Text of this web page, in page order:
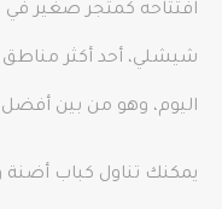
شيشلي، أحد أكثر
اليوم، وهو من بين